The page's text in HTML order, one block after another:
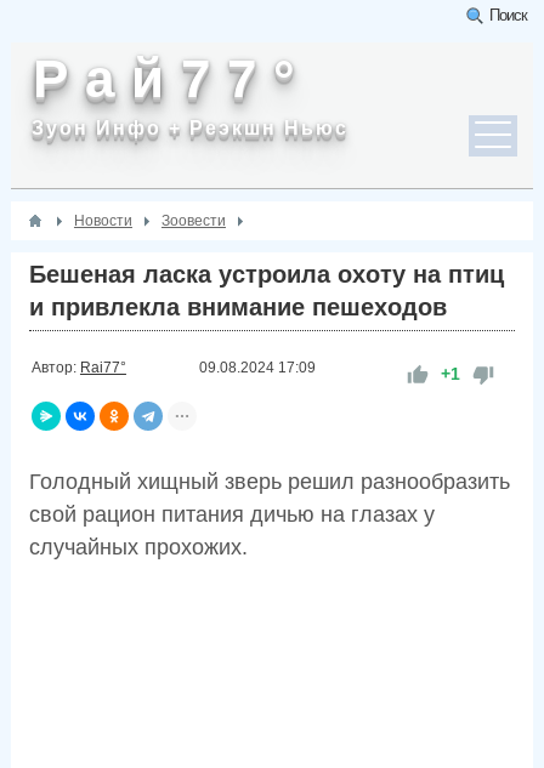
Поиск
Р а й 7 7 °
Зуон Инфо + Реэкшн Ньюс
Новости Зоовести
Бешеная ласка устроила охоту на птиц
и привлекла внимание пешеходов
Автор: Rai77° 09.08.2024 17:09 +1
Голодный хищный зверь решил разнообразить
свой рацион питания дичью на глазах у
случайных прохожих.